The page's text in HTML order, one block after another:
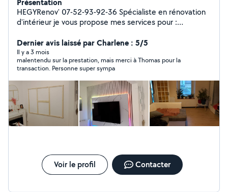
HEGYRenov' 07-52-93-92-36 Spécialiste en rénovation
d'intérieur je vous propose mes services pour :
et grosse demolition Menuiserie intérieure/ext (porte,
fenetre, veranda, cuisine etcetc...) Placo - isolation -
peinture Carrelage Petit bricolage Toiture Snap :
hegyrenov
Dernier avis laissé par Charlene : 5/5
Il y a 3 mois
malentendu sur la prestation, mais merci à Thomas pour la
transaction. Personne super sympa
Voir le profil Contacter